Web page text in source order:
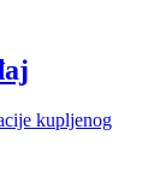
kupljenog